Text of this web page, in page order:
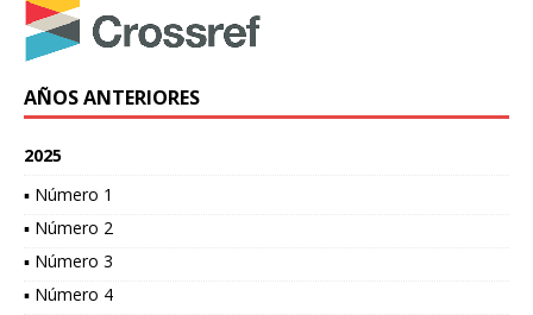
AÑOS ANTERIORES
2025
▪ Número 1
▪ Número 2
▪ Número 3
▪ Número 4